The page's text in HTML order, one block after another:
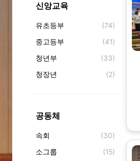
토요전도대
신앙교육
유초등부 (74)
중고등부 (41)
청년부 (33)
청장년 (2)
성경필사
성경통독 (1)
성경암송 (1)
공동체
속회 (30)
소그룹 (15)